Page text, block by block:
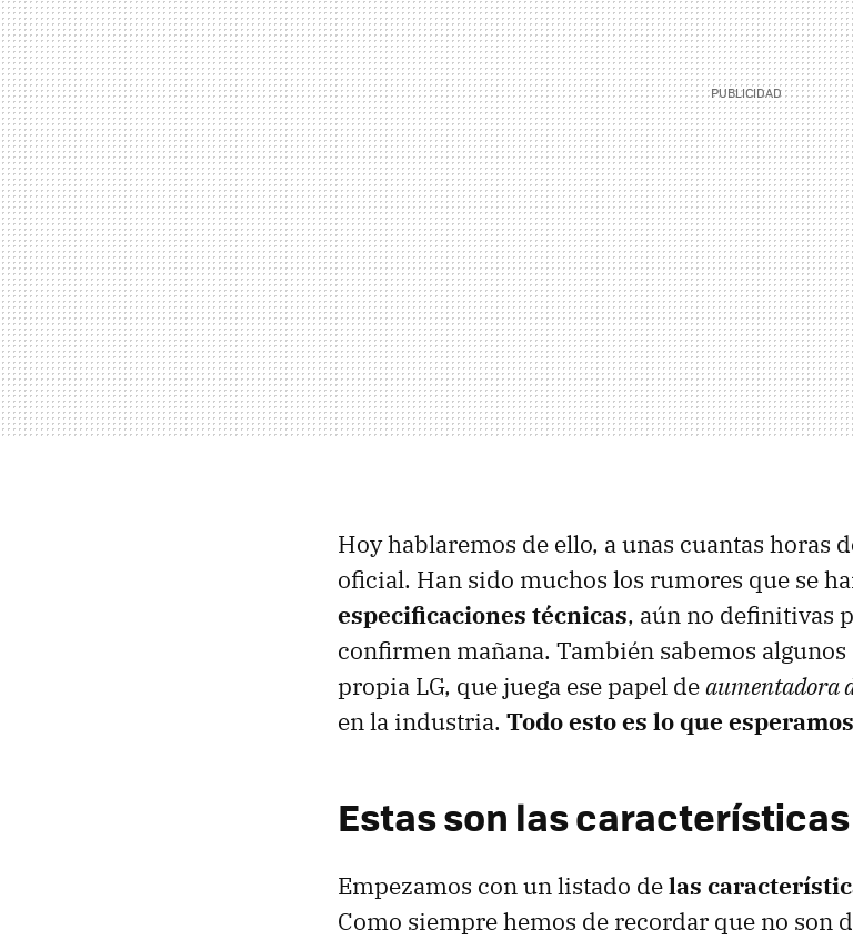
Hoy hablaremos de ello, a unas cuantas horas
oficial. Han sido muchos los rumores que se
especificaciones técnicas, aún no definitivas
confirmen mañana. También sabemos
propia LG, que juega ese papel deaumentadora
en la industria. Todo esto es lo que
Estas son las
Empezamos con un listado delas
Como siempre hemos de recordar que no son